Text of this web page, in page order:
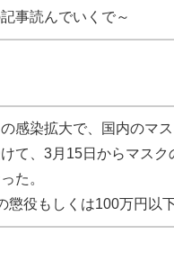
事読んでいくで～
感染拡大で、国内のマ
て、3月15日からマス
た。
懲役もしくは100万円以